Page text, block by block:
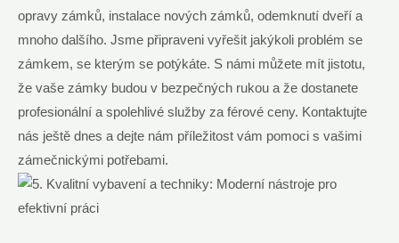
opravy zámků, instalace nových zámků, odemknutí dveří a
mnoho dalšího. Jsme připraveni vyřešit jakýkoli problém se
zámkem, se kterým se potýkáte. S námi můžete mít jistotu,
že vaše zámky budou v bezpečných rukou a že dostanete
profesionální a spolehlivé služby za férové ceny. Kontaktujte
nás ještě dnes a dejte nám příležitost vám pomoci s vašimi
zámečnickými potřebami.